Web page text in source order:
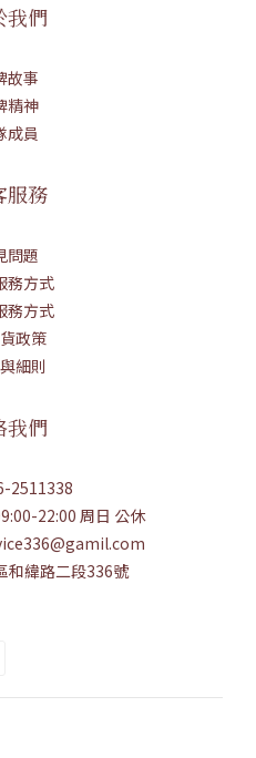
我們
故事
精神
成員
服務
問題
務方式
務方式
政策
細則
我們
2511338
22:00 周日 公休
和緯路二段336號